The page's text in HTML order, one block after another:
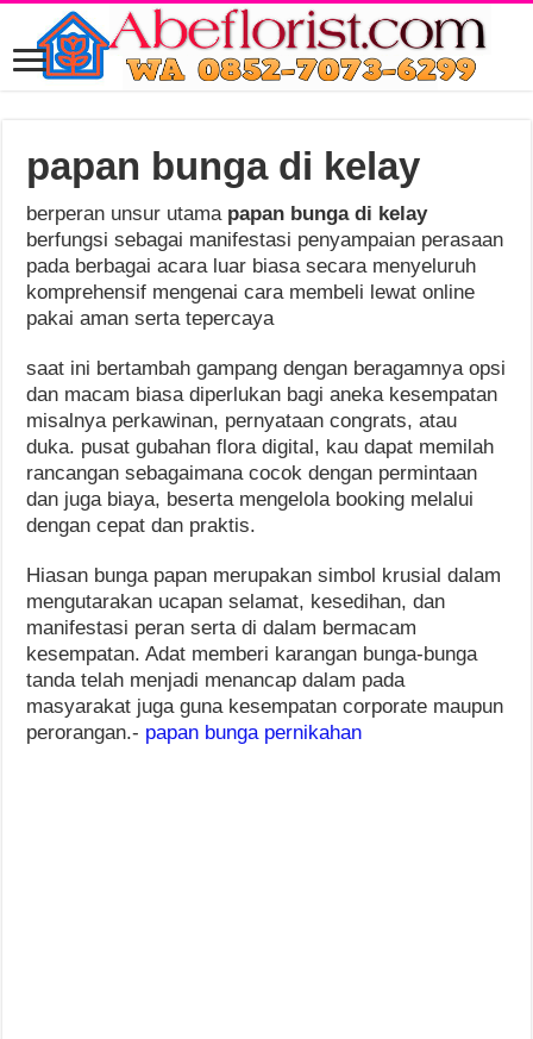
papan bunga di kelay
berperan unsur utama papan bunga di kelay
berfungsi sebagai manifestasi penyampaian perasaan
pada berbagai acara luar biasa secara menyeluruh
komprehensif mengenai cara membeli lewat online
pakai aman serta tepercaya
saat ini bertambah gampang dengan beragamnya opsi
dan macam biasa diperlukan bagi aneka kesempatan
misalnya perkawinan, pernyataan congrats, atau
duka. pusat gubahan flora digital, kau dapat memilah
rancangan sebagaimana cocok dengan permintaan
dan juga biaya, beserta mengelola booking melalui
dengan cepat dan praktis.
Hiasan bunga papan merupakan simbol krusial dalam
mengutarakan ucapan selamat, kesedihan, dan
manifestasi peran serta di dalam bermacam
kesempatan. Adat memberi karangan bunga-bunga
tanda telah menjadi menancap dalam pada
masyarakat juga guna kesempatan corporate maupun
perorangan.- papan bunga pernikahan